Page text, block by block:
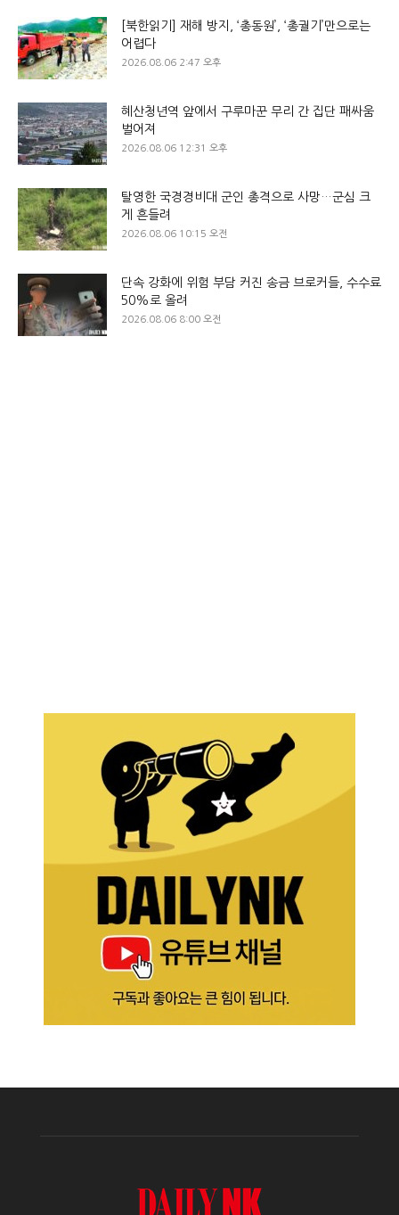
[북한읽기] 재해 방지, ‘총동원’, ‘총궐기’만으로는
어렵다
2026.08.06 2:47 오후
혜산청년역 앞에서 구루마꾼 무리 간 집단 패싸움
벌어져
2026.08.06 12:31 오후
탈영한 국경경비대 군인 총격으로 사망…군심 크
게 흔들려
2026.08.06 10:15 오전
단속 강화에 위험 부담 커진 송금 브로커들, 수수료
50%로 올려
2026.08.06 8:00 오전